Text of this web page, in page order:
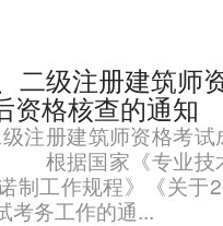
二级注册建筑师
资格核查的通知
注册建筑师资格考
根据国家《专业技
制工作规程》《关于
考务工作的通...